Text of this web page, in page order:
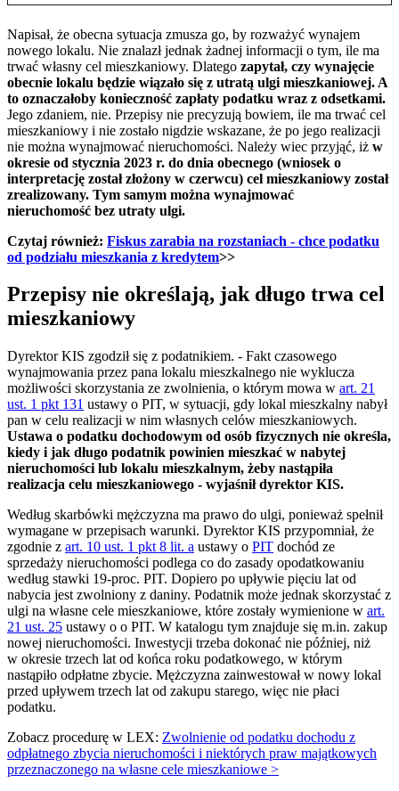
Napisał, że obecna sytuacja zmusza go, by rozważyć wynajem
nowego lokalu. Nie znalazł jednak żadnej informacji o tym, ile ma
trwać własny cel mieszkaniowy. Dlatego zapytał, czy wynajęcie
obecnie lokalu będzie wiązało się z utratą ulgi mieszkaniowej. A
to oznaczałoby konieczność zapłaty podatku wraz z odsetkami.
Jego zdaniem, nie. Przepisy nie precyzują bowiem, ile ma trwać cel
mieszkaniowy i nie zostało nigdzie wskazane, że po jego realizacji
nie można wynajmować nieruchomości. Należy wiec przyjąć, iż w
okresie od stycznia 2023 r. do dnia obecnego (wniosek o
interpretację został złożony w czerwcu) cel mieszkaniowy został
zrealizowany. Tym samym można wynajmować
nieruchomość bez utraty ulgi.
Czytaj również: Fiskus zarabia na rozstaniach - chce podatku
od podziału mieszkania z kredytem>>
Przepisy nie określają, jak długo trwa cel
mieszkaniowy
Dyrektor KIS zgodził się z podatnikiem. - Fakt czasowego
wynajmowania przez pana lokalu mieszkalnego nie wyklucza
możliwości skorzystania ze zwolnienia, o którym mowa w art. 21
ust. 1 pkt 131 ustawy o PIT, w sytuacji, gdy lokal mieszkalny nabył
pan w celu realizacji w nim własnych celów mieszkaniowych.
Ustawa o podatku dochodowym od osób fizycznych nie określa,
kiedy i jak długo podatnik powinien mieszkać w nabytej
nieruchomości lub lokalu mieszkalnym, żeby nastąpiła
realizacja celu mieszkaniowego - wyjaśnił dyrektor KIS.
Według skarbówki mężczyzna ma prawo do ulgi, ponieważ spełnił
wymagane w przepisach warunki. Dyrektor KIS przypomniał, że
zgodnie z art. 10 ust. 1 pkt 8 lit. a ustawy o PIT dochód ze
sprzedaży nieruchomości podlega co do zasady opodatkowaniu
według stawki 19-proc. PIT. Dopiero po upływie pięciu lat od
nabycia jest zwolniony z daniny. Podatnik może jednak skorzystać z
ulgi na własne cele mieszkaniowe, które zostały wymienione w art.
21 ust. 25 ustawy o o PIT. W katalogu tym znajduje się m.in. zakup
nowej nieruchomości. Inwestycji trzeba dokonać nie później, niż
w okresie trzech lat od końca roku podatkowego, w którym
nastąpiło odpłatne zbycie. Mężczyzna zainwestował w nowy lokal
przed upływem trzech lat od zakupu starego, więc nie płaci
podatku.
Zobacz procedurę w LEX: Zwolnienie od podatku dochodu z
odpłatnego zbycia nieruchomości i niektórych praw majątkowych
przeznaczonego na własne cele mieszkaniowe >